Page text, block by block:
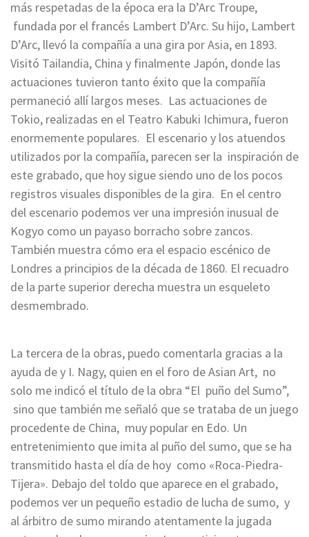
más respetadas de la época era la D’Arc Troupe,
fundada por el francés Lambert D’Arc. Su hijo, Lambert
D’Arc, llevó la compañía a una gira por Asia, en 1893.
Visitó Tailandia, China y finalmente Japón, donde las
actuaciones tuvieron tanto éxito que la compañía
permaneció allí largos meses. Las actuaciones de
Tokio, realizadas en el Teatro Kabuki Ichimura, fueron
enormemente populares. El escenario y los atuendos
utilizados por la compañía, parecen ser la inspiración de
este grabado, que hoy sigue siendo uno de los pocos
registros visuales disponibles de la gira. En el centro
del escenario podemos ver una impresión inusual de
Kogyo como un payaso borracho sobre zancos.
También muestra cómo era el espacio escénico de
Londres a principios de la década de 1860. El recuadro
de la parte superior derecha muestra un esqueleto
desmembrado.
La tercera de la obras, puedo comentarla gracias a la
ayuda de y I. Nagy, quien en el foro de Asian Art, no
solo me indicó el título de la obra “El puño del Sumo”,
sino que también me señaló que se trataba de un juego
procedente de China, muy popular en Edo. Un
entretenimiento que imita al puño del sumo, que se ha
transmitido hasta el día de hoy como «Roca-Piedra-
Tijera». Debajo del toldo que aparece en el grabado,
podemos ver un pequeño estadio de lucha de sumo, y
al árbitro de sumo mirando atentamente la jugada